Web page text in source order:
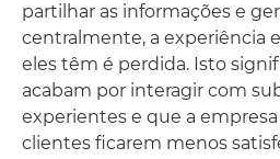
partilhar as informações e
centralmente, a experiência
eles têm é perdida. Isto
acabam por interagir com
experientes e que a
clientes ficarem menos